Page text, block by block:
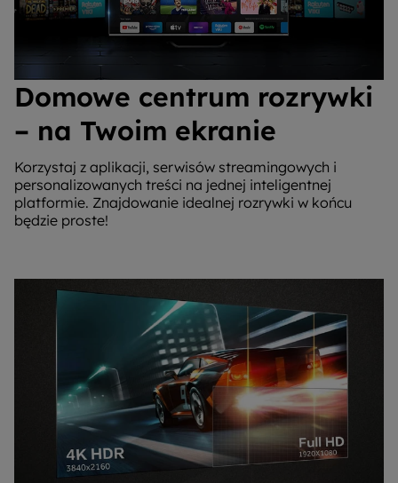
Domowe centrum rozrywki
– na Twoim ekranie
Korzystaj z aplikacji, serwisów streamingowych i
personalizowanych treści na jednej inteligentnej
platformie. Znajdowanie idealnej rozrywki w końcu
będzie proste!